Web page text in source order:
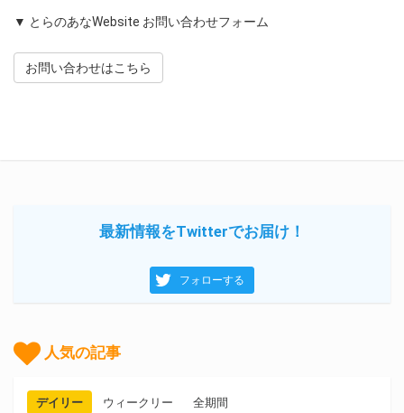
▼ とらのあなWebsite お問い合わせフォーム
お問い合わせはこちら
最新情報をTwitterでお届け！
フォローする
人気の記事
デイリー ウィークリー 全期間